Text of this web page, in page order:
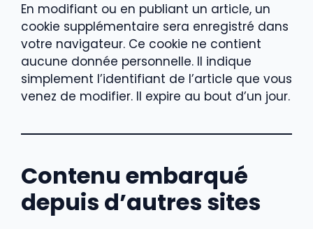
En modifiant ou en publiant un article, un
cookie supplémentaire sera enregistré dans
votre navigateur. Ce cookie ne contient
aucune donnée personnelle. Il indique
simplement l’identifiant de l’article que vous
venez de modifier. Il expire au bout d’un jour.
Contenu embarqué
depuis d’autres sites